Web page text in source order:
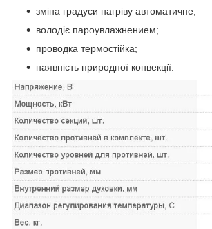
зміна градуси нагріву автоматичне;
володіє пароувлажнением;
проводка термостійка;
наявність природної конвекції.